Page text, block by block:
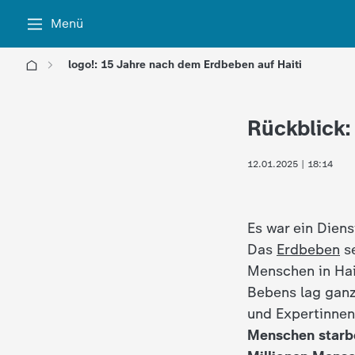
Menü
logo!: 15 Jahre nach dem Erdbeben auf Haiti
12.01.2025 | 18:14
Es war ein
Das Erdbeben
Menschen in
Bebens lag
und
Menschen